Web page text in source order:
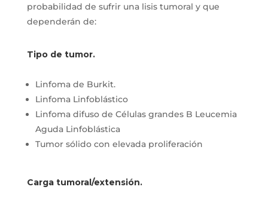
probabilidad de sufrir una lisis tumoral y que
dependerán de:
Tipo de tumor.
Linfoma de Burkit.
Linfoma Linfoblástico
Linfoma difuso de Células grandes B Leucemia
Aguda Linfoblástica
Tumor sólido con elevada proliferación
Carga tumoral/extensión.